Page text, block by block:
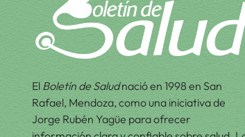
El Boletín de Saludnació en 1998 en San
Rafael, Mendoza, como una iniciativa de
Jorge Rubén Yagüe para ofrecer